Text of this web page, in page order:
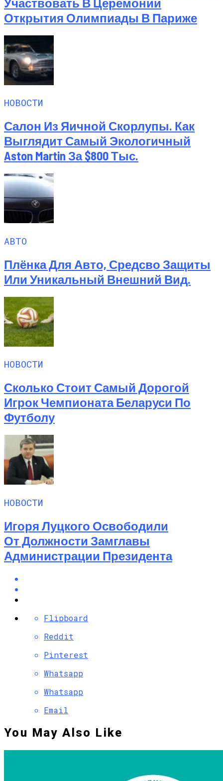
Открытия Олимпиады В Париже
НОВОСТИ
Салон Из Яичной Скорлупы. Как
Выглядит Самый Экологичный
Aston Martin За $800 Тыс.
АВТО
Плёнка Для Авто, Средсво Защиты
Или Уникальный Внешний Вид.
НОВОСТИ
Сколько Стоит Самый Дорогой
Игрок Чемпионата Беларуси По
Футболу
НОВОСТИ
Игоря Луцкого Освободили
От Должности Замглавы
Администрации Президента
Flipboard
Reddit
Pinterest
Whatsapp
Whatsapp
Email
You May Also Like